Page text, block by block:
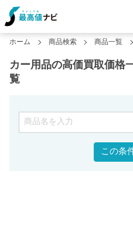
ホーム 商品検索 商品一覧
カー用品の高価買取価格
覧
この条